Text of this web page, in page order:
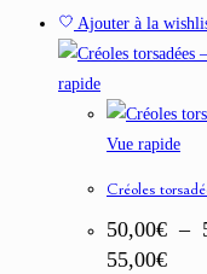
Ajouter à la
rapide
Vue rapide
Créoles
50,00€ –
55,00€